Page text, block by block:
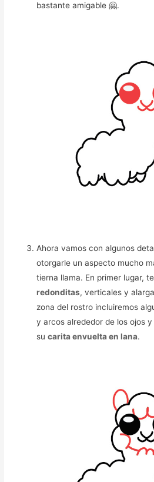
bastante amigable 🤗.
Ahora vamos con algunos
otorgarle un aspecto mucho
tierna llama. En primer lugar,
redonditas, verticales y
zona del rostro incluiremos
y arcos alrededor de los ojos
sucarita envuelta en lana.